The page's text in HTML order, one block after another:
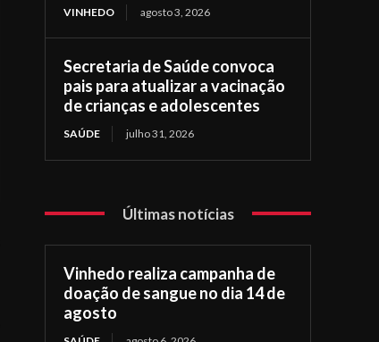
VINHEDO agosto 3, 2026
Secretaria de Saúde convoca
pais para atualizar a vacinação
de crianças e adolescentes
SAÚDE julho 31, 2026
Últimas notícias
Vinhedo realiza campanha de
doação de sangue no dia 14 de
agosto